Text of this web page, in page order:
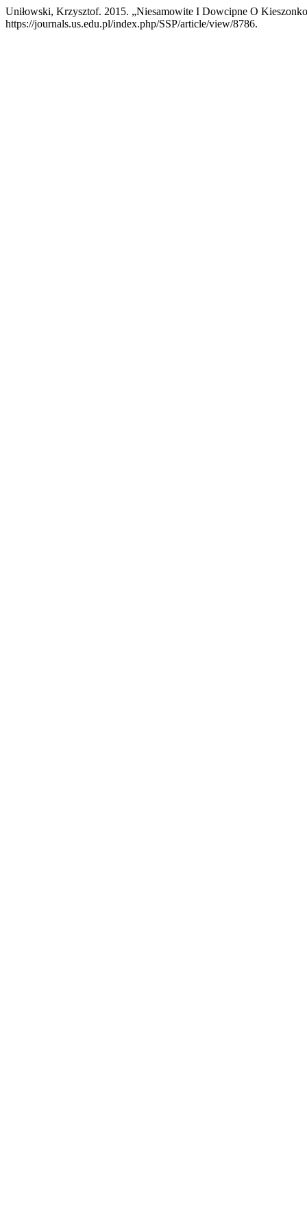
Uniłowski, Krzysztof. 2015. „Niesamowite I Dowcipne O
https://journals.us.edu.pl/index.php/SSP/article/view/8786.